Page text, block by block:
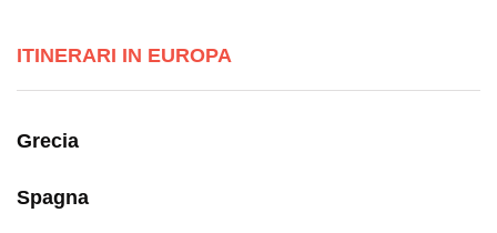
ITINERARI IN EUROPA
Grecia
Spagna